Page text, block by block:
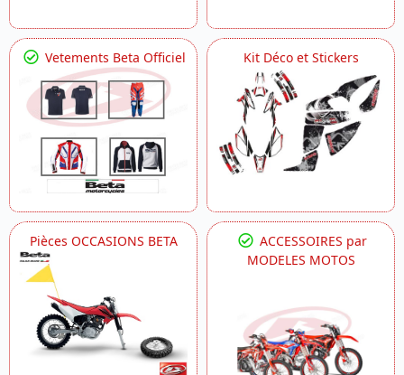
Vetements Beta Officiel Kit Déco et Stickers
Pièces OCCASIONS BETA
ACCESSOIRES par
MODELES MOTOS